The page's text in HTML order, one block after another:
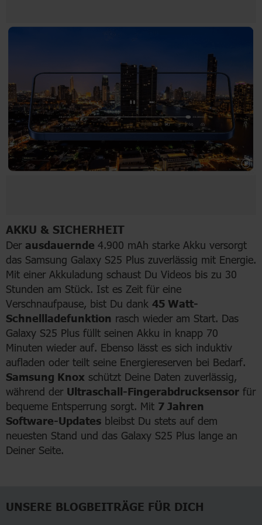
AKKU & SICHERHEIT
Der ausdauernde 4.900 mAh starke Akku versorgt
das Samsung Galaxy S25 Plus zuverlässig mit Energie.
Mit einer Akkuladung schaust Du Videos bis zu 30
Stunden am Stück. Ist es Zeit für eine
Verschnaufpause, bist Du dank 45 Watt-
Schnellladefunktion rasch wieder am Start. Das
Galaxy S25 Plus füllt seinen Akku in knapp 70
Minuten wieder auf. Ebenso lässt es sich induktiv
aufladen oder teilt seine Energiereserven bei Bedarf.
Samsung Knox schützt Deine Daten zuverlässig,
während der Ultraschall-Fingerabdrucksensor für
bequeme Entsperrung sorgt. Mit 7 Jahren
Software-Updates bleibst Du stets auf dem
neuesten Stand und das Galaxy S25 Plus lange an
Deiner Seite.
UNSERE BLOGBEITRÄGE FÜR DICH